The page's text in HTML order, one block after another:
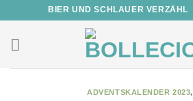
springen
BIER UND SCHLAUER VERZÄHL
ADVENTSKALENDER 2023,